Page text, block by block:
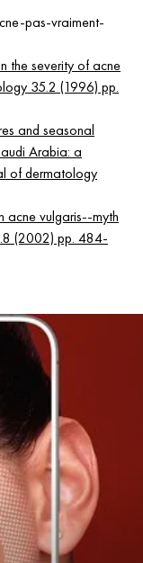
pas-vraiment-
the severity of acne
35.2 (1996) pp.
and seasonal
Arabia: a
of dermatology
acne vulgaris--myth
(2002) pp. 484-